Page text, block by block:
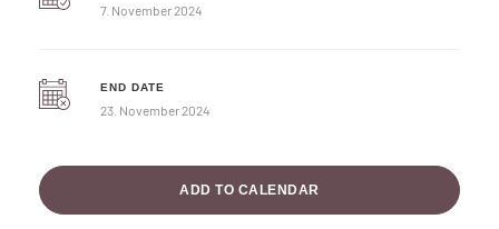
7. November 2024
END DATE
23. November 2024
ADD TO CALENDAR